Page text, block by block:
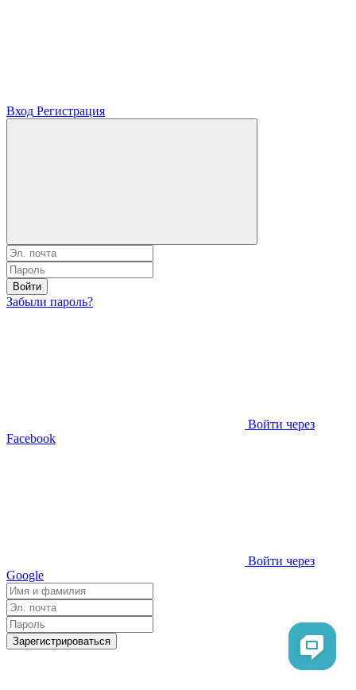
Вход Регистрация
Войти
Забыли пароль?
Войти через
Facebook
Войти через
Google
Зарегистрироваться